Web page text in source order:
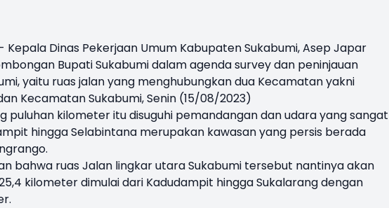
- Kepala Dinas Pekerjaan Umum Kabupaten Sukabumi,Asep Japar
Bupati Sukabumi dalam agenda survey dan peninjauan
, yaitu ruas jalan yang menghubungkan dua Kecamatan yakni
Kecamatan Sukabumi, Senin (15/08/2023)
puluhan kilometer itu disuguhi pemandangan dan udara yang sangat
hingga Selabintana merupakan kawasan yang persis berada
bahwa ruas Jalan lingkar utara Sukabumi tersebut nantinya akan
kilometer dimulai dari Kadudampit hingga Sukalarang dengan